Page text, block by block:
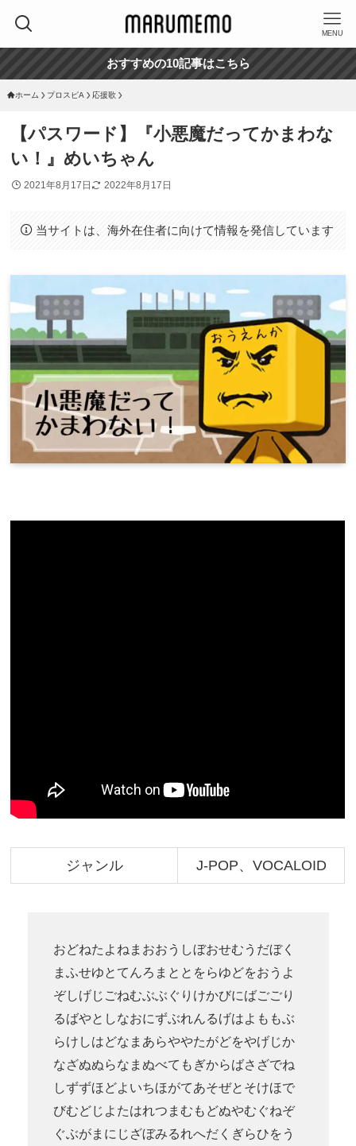
MENU
おすすめの10記事はこちら
ホーム プロスピA 応援歌
【パスワード】『小悪魔だってかまわな
い！』めいちゃん
2021年8月17日 2022年8月17日
当サイトは、海外在住者に向けて情報を発信しています
ジャンル J-POP、VOCALOID
おどねたよねまおおうしぼおせむうだぼく
まふせゆとてんろまととをらゆどをおうよ
ぞしげじごねむぶぶぐりけかびにばごごり
るばやとしなおにずぶれんるげはよももぶ
らけしはどなまあらややたがどをやげじか
なざぬぬらなまぬべてもぎからばさざでね
しずずほどよいちほがてあそぜとそけほで
びむどじよたはれつまむもどぬやむぐねぞ
ぐぶがまにじざぼみるれへだくぎらひをう